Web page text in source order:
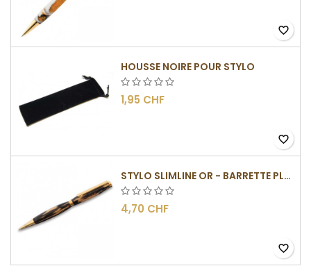
favorite_border
HOUSSE NOIRE POUR STYLO
1,95 CHF
favorite_border
STYLO SLIMLINE OR - BARRETTE PLATE
4,70 CHF
favorite_border